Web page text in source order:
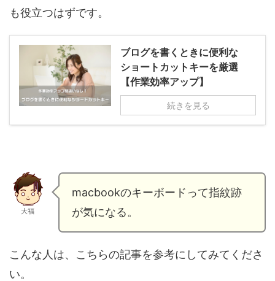
も役立つはずです。
ブログを書くときに便利な
ショートカットキーを厳選
【作業効率アップ】
続きを見る
大福
macbookのキーボードって指紋跡
が気になる。
こんな人は、こちらの記事を参考にしてみてくださ
い。